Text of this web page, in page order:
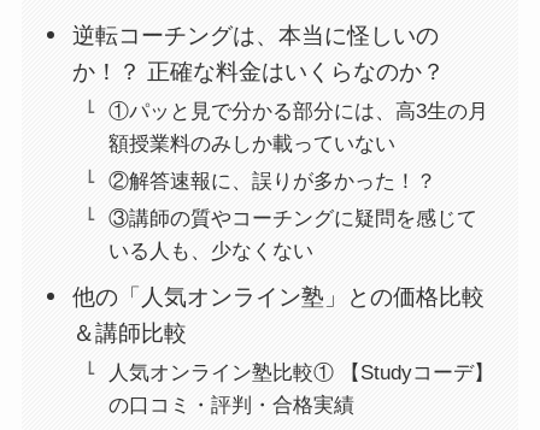
逆転コーチングは、本当に怪しいの
か！？ 正確な料金はいくらなのか？
①パッと見で分かる部分には、高3生の月
額授業料のみしか載っていない
②解答速報に、誤りが多かった！？
③講師の質やコーチングに疑問を感じて
いる人も、少なくない
他の「人気オンライン塾」との価格比較
＆講師比較
人気オンライン塾比較① 【Studyコーデ】
の口コミ・評判・合格実績